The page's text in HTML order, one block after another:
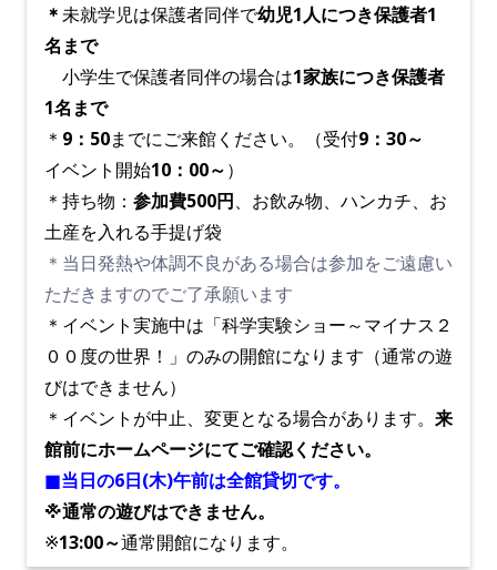
＊未就学児は保護者同伴で幼児1人につき保護者1
名まで
小学生で保護者同伴の場合は1家族につき保護者
1名まで
＊ 9：50までにご来館ください。（受付9：30～
イベント開始10：00～）
＊持ち物： 参加費500円、お飲み物、ハンカチ、お
土産を入れる手提げ袋
＊当日発熱や体調不良がある場合は参加をご遠慮い
ただきますのでご了承願います
＊イベント実施中は「科学実験ショー～マイナス２
００度の世界！」のみの開館になります（通常の遊
びはできません）
＊イベントが中止、変更となる場合があります。 来
館前にホームページにてご確認ください。
■当日の6日(木)午前は全館貸切です。
※通常の遊びはできません。
※13:00～通常開館になります。